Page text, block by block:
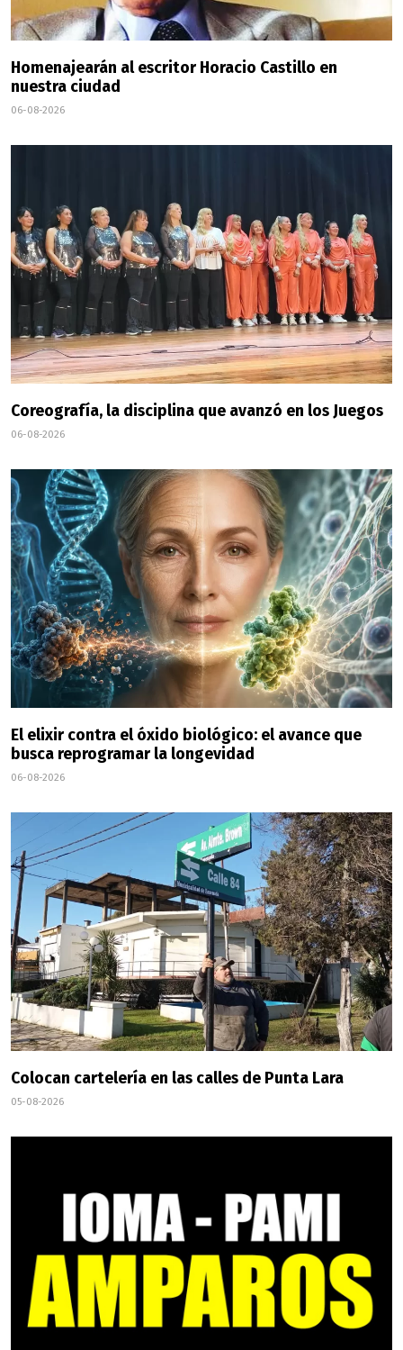
Homenajearán al escritor Horacio Castillo en
nuestra ciudad
06-08-2026
Coreografía, la disciplina que avanzó en los Juegos
06-08-2026
El elixir contra el óxido biológico: el avance que
busca reprogramar la longevidad
06-08-2026
Colocan cartelería en las calles de Punta Lara
05-08-2026